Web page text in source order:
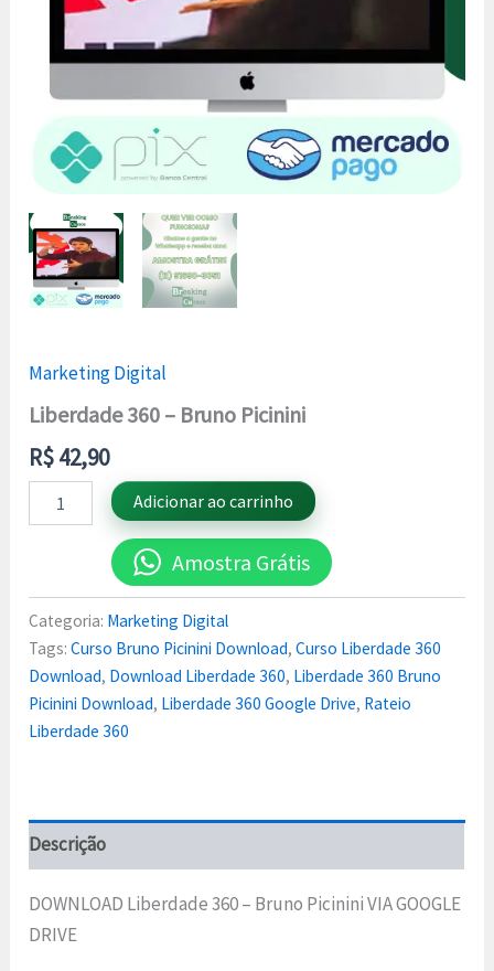
Marketing Digital
Liberdade 360 – Bruno Picinini
R$42,90
Adicionar ao carrinho
Amostra Grátis
Categoria: Marketing Digital
Tags:Curso Bruno Picinini Download,Curso Liberdade 360
Download, Download Liberdade 360, Liberdade 360 Bruno
Picinini Download, Liberdade 360 Google Drive, Rateio
Liberdade 360
Descrição
DOWNLOAD Liberdade 360 – Bruno Picinini VIA GOOGLE
DRIVE